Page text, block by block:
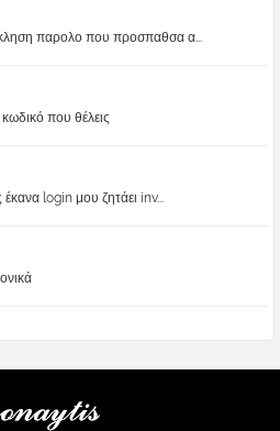
παρολο που προσπαθσα α...
που θέλεις
login μου ζητάει inv...